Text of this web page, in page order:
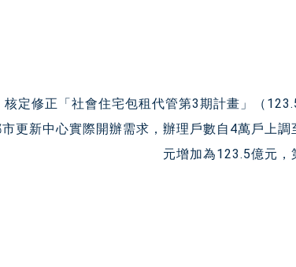
核定修正「社會住宅包租代管第3期計畫」（
更新中心實際開辦需求，辦理戶數自4萬戶上
元增加為123.5億元，